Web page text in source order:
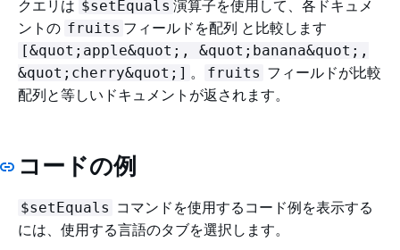
クエリは $setEquals 演算子を使用して、各ドキュメ
ントの fruits フィールドを配列 と比較します
[&quot;apple&quot;, &quot;banana&quot;,
&quot;cherry&quot;] 。 fruits フィールドが比較
配列と等しいドキュメントが返されます。
コードの例
$setEquals コマンドを使用するコード例を表示する
には、使用する言語のタブを選択します。